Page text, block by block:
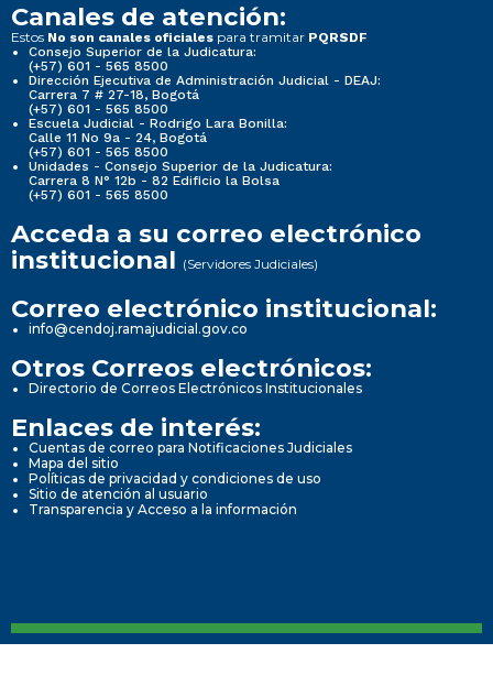
Canales de atención:
Estos No son canales oficiales para tramitar PQRSDF
Consejo Superior de la Judicatura:
(+57) 601 - 565 8500
Dirección Ejecutiva de Administración Judicial - DEAJ:
Carrera 7 # 27-18, Bogotá
(+57) 601 - 565 8500
Escuela Judicial - Rodrigo Lara Bonilla:
Calle 11 No 9a - 24, Bogotá
(+57) 601 - 565 8500
Unidades - Consejo Superior de la Judicatura:
Carrera 8 N° 12b - 82 Edificio la Bolsa
(+57) 601 - 565 8500
Acceda a su correo electrónico
institucional (Servidores Judiciales)
Correo electrónico institucional:
info@cendoj.ramajudicial.gov.co
Otros Correos electrónicos:
Directorio de Correos Electrónicos Institucionales
Enlaces de interés:
Cuentas de correo para Notificaciones Judiciales
Mapa del sitio
Políticas de privacidad y condiciones de uso
Sitio de atención al usuario
Transparencia y Acceso a la información